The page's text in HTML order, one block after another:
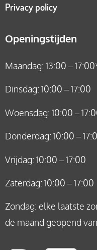
Privacy policy
Openingstijden
Maandag: 13:00 –
Dinsdag: 10:00 – 17:00
Woensdag: 10:00 –
Donderdag: 10:00 –
Vrijdag: 10:00 – 17:00
Zaterdag: 10:00 – 17:00
Zondag: elke laatste
de maand geopend